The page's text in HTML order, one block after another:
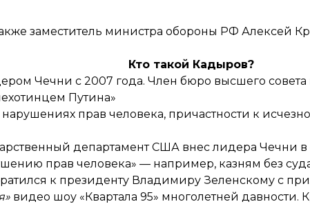
заместитель министра обороны РФ Алексей
Кто такой Кадыров?
Чечни с 2007 года. Член бюро высшего
Путина»
прав человека, причастности к
департамент США внес лидера Чечни
прав человека» — например, казням без
к президенту Владимиру Зеленскому с
видео шоу «Квартала 95» многолетней давности.